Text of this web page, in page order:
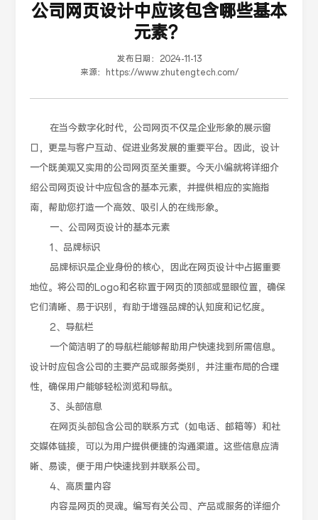
公司网页设计中应该包含哪些基本
元素？
发布日期：
2024-11-13
来源：
https://www.zhutengtech.com/
在当今数字化时代，公司网页不仅是企业形象的展示窗
口，更是与客户互动、促进业务发展的重要平台。因此，设计
一个既美观又实用的公司网页至关重要。今天小编就将详细介
绍公司网页设计中应包含的基本元素，并提供相应的实施指
南，帮助您打造一个高效、吸引人的在线形象。
一、公司网页设计的基本元素
1、品牌标识
品牌标识是企业身份的核心，因此在网页设计中占据重要
地位。将公司的Logo和名称置于网页的顶部或显眼位置，确保
它们清晰、易于识别，有助于增强品牌的认知度和记忆度。
2、导航栏
一个简洁明了的导航栏能够帮助用户快速找到所需信息。
设计时应包含公司的主要产品或服务类别，并注重布局的合理
性，确保用户能够轻松浏览和导航。
3、头部信息
在网页头部包含公司的联系方式（如电话、邮箱等）和社
交媒体链接，可以为用户提供便捷的沟通渠道。这些信息应清
晰、易读，便于用户快速找到并联系公司。
4、高质量内容
内容是网页的灵魂。编写有关公司、产品或服务的详细介